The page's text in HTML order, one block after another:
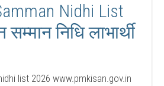
Nidhi List
निधि लाभार्थी
list 2026 www.pmkisan.gov.in